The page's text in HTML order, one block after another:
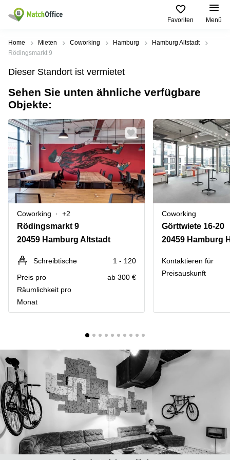
Favoriten Menü
Mieten / Vermieten
Produktseiten
Büro
mieten
center
Coworking
Space
Seminarraum
Virtuelles
Büro
Beliebte
Städte
Büro
mieten
Geschäftsadresse
Hamburg
Geschäftsadresse
mieten
Düsseldorf
Geschäftsadresse
Stuttgart
Büro
Düsseldorf
Büro
Köln
mieten
Essen
Hannover
Seminarraum
Düsseldorf
Büro
mieten
Neuss
Büro
mieten
Hamburg
Beliebte
Suchanfragen
Regus
Dortmund
Ruhrallee
9
Dortmund
Office Club
Ballindamm
3
Rahel-
Hirsch-
Straße
Berlin
Kienberger
Berlin
Schönefeld
Bahnhofstrasse
8 Hannover
Düsseldorf
Arcus
Park
Torgauer
Str.
Mainzer
Landstraße
69
Frankfurt
Hilfe
Über uns
Büro vermieten
Preis
Log-in
Home Mieten Coworking Hamburg
Hamburg Altstadt
Rödingsmarkt 9
Dieser Standort ist vermietet
Sehen Sie unten ähnliche verfügbare
Objekte:
Coworking +2
Rödingsmarkt 9
20459 Hamburg Altstadt
Schreibtische
1 - 120
Preis pro
Räumlichkeit pro
Monat
ab 300 €
Coworking
Görttwiete 16-20
20459 Hamburg
Kontaktieren für
Preisauskunft